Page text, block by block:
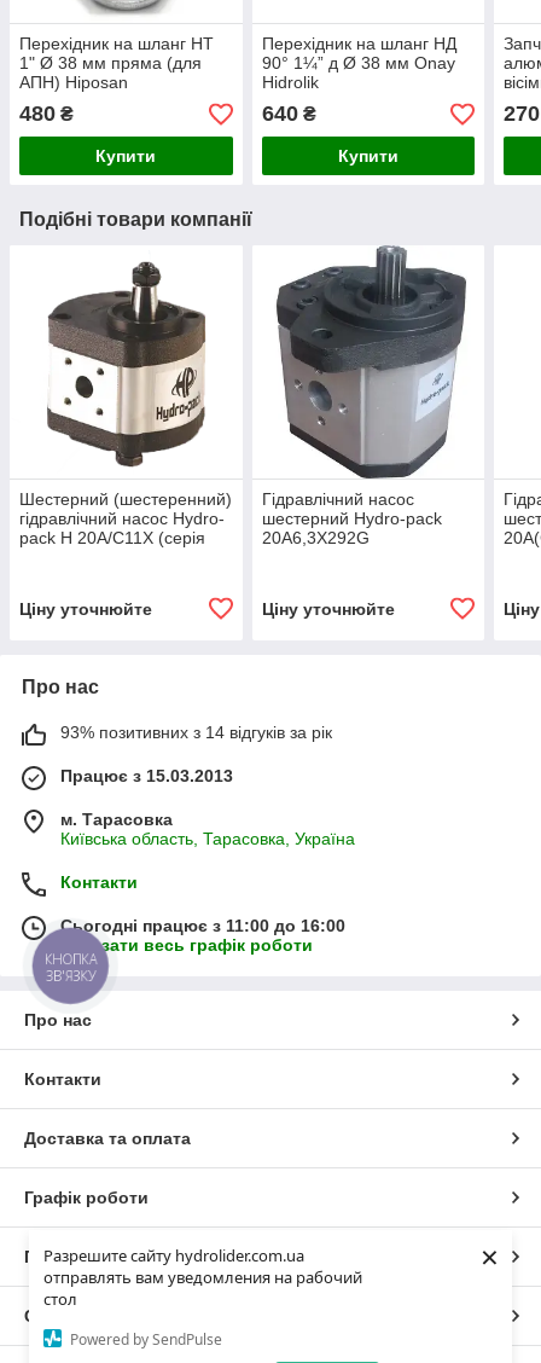
Разрешите сайту hydrolider.com.ua
отправлять вам уведомления на рабочий
стол
Powered by SendPulse
×
Перехідник на шланг НТ
1" Ø 38 мм пряма (для
АПН) Hiposan
480 ₴
Купити
Перехідник на шланг НД
90° 1¼” д Ø 38 мм Onay
Hidrolik
640₴
Купити
270
Подібні товари компанії
Шестерний (шестеренний)
гідравлічний насос Hydro-
pack H 20A/C11X (серія
Ціну уточнюйте
Гідравлічний насос
шестерний Hydro-pack
20A6,3X292G
Ціну уточнюйте
Про нас
93% позитивних з 14 відгуків за рік
Працює з 15.03.2013
м. Тарасовка
Київська область, Тарасовка, Україна
Контакти
Сьогодні працює з 11:00 до 16:00
Показати весь графік роботи
Про нас
Контакти
Доставка та оплата
Графік роботи
Повна версія сайту
Сайт створено на маркетплейсі
КНОПКА
ЗВ'ЯЗКУ